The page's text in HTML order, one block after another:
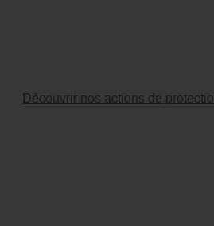
Découvrir nos actions de